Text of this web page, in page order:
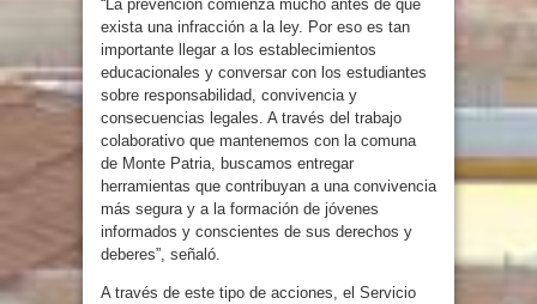
“La prevención comienza mucho antes de que
exista una infracción a la ley. Por eso es tan
importante llegar a los establecimientos
educacionales y conversar con los estudiantes
sobre responsabilidad, convivencia y
consecuencias legales. A través del trabajo
colaborativo que mantenemos con la comuna
de Monte Patria, buscamos entregar
herramientas que contribuyan a una convivencia
más segura y a la formación de jóvenes
informados y conscientes de sus derechos y
deberes”, señaló.
A través de este tipo de acciones, el Servicio